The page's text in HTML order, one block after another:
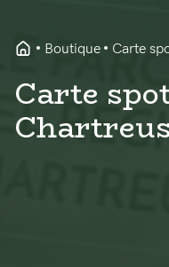
Carte
Boutique Carte